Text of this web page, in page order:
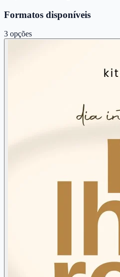
Formatos disponíveis
3 opções